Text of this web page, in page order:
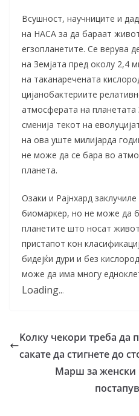
Всушност, научниците и
на НАСА за да бараат
егзопланетите. Се верува
на Земјата пред околу 2,4
на таканаречената
цијанобактериите
атмосферата на планетата
сменија текот на
на ова уште милијарда
не може да се бара во
планета.
Озаки и Рајнхард
биомаркер, но не може да
планетите што носат
пристапот кон
бидејќи дури и без
може да има многу
Loading...
Kолку чекори треба да
сакате да стигнете до
Марш за женски